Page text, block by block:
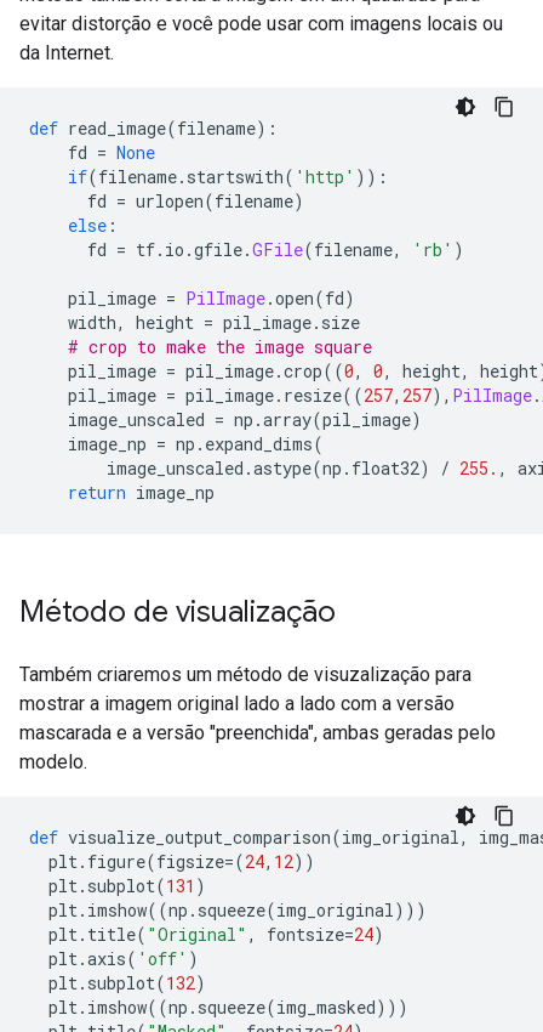
evitar distorção e você pode usar com imagens locais ou
da Internet.
def read_image(filename):
fd = None
if(filename. startswith( 'http' )):
fd = urlopen(filename)
else :
fd = tf. io .gfile.GFile(filename, 'rb' )
pil_image = PilImage.open(fd)
width, height = pil_image. size
# crop to make the image square
pil_image = pil_image.crop((0, 0, height, height
pil_image = pil_image. resize((257, 257), PilImage.
image_unscaled = np .array(pil_image)
image_np = np . expand_dims(
image_unscaled .astype(np . float32) / 255. ,
return image_np
Método de visualização
Também criaremos um método de visuzalização para
mostrar a imagem original lado a lado com a versão
mascarada e a versão "preenchida", ambas geradas pelo
modelo.
def visualize_output_comparison(img_original,
plt. figure(figsize=(24, 12))
plt. subplot(131 )
plt. imshow((np . squeeze(img_original)))
plt. title( "Original" , fontsize=24)
plt.axis( 'off' )
plt. subplot(132)
plt. imshow((np . squeeze(img_masked)))